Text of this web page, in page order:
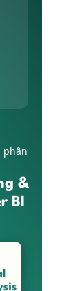
phân
&
BI